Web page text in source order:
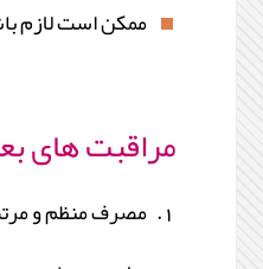
ممکن است لازم
مراقبت های
مصرف منظم و